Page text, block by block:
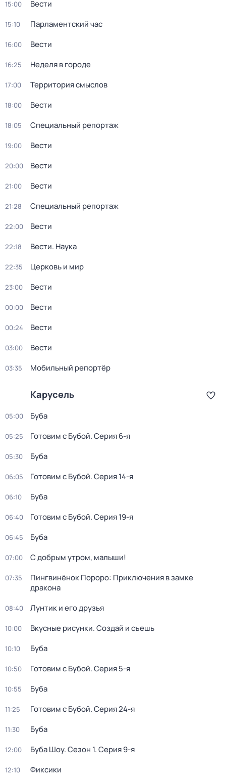
15:00 Вести
15:10 Парламентский час
16:00 Вести
16:25 Неделя в городе
17:00 Территория смыслов
18:00 Вести
18:05 Специальный репортаж
19:00 Вести
20:00 Вести
21:00 Вести
21:28 Специальный репортаж
22:00 Вести
22:18 Вести. Наука
22:35 Церковь и мир
23:00 Вести
00:00 Вести
00:24 Вести
03:00 Вести
03:35 Мобильный репортёр
Карусель
05:00 Буба
05:25 Готовим с Бубой. Серия 6-я
05:30 Буба
06:05 Готовим с Бубой. Серия 14-я
06:10 Буба
06:40 Готовим с Бубой. Серия 19-я
06:45 Буба
07:00 С добрым утром, малыши!
07:35
Пингвинёнок Пороро: Приключения в замке
дракона
08:40 Лунтик и его друзья
10:00 Вкусные рисунки. Создай и съешь
10:10 Буба
10:50 Готовим с Бубой. Серия 5-я
10:55 Буба
11:25 Готовим с Бубой. Серия 24-я
11:30 Буба
12:00 Буба Шоу. Сезон 1. Серия 9-я
12:10 Фиксики